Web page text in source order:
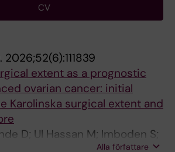
CV
2026;52(6):111839
extent as a prognostic
ovarian cancer: initial
Karolinska surgical extent and
D; Ul Hassan M; Imboden S;
Alla författare